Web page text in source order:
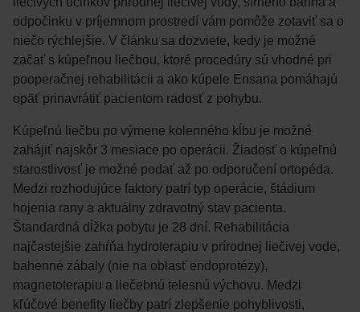
odpočinku v príjemnom prostredí vám pomôže zotaviť sa o
niečo rýchlejšie. V článku sa dozviete, kedy je možné
začať s kúpeľnou liečbou, ktoré procedúry sú vhodné pri
pooperačnej rehabilitácii a ako kúpele Ensana pomáhajú
opäť prinavrátiť pacientom radosť z pohybu.
Kúpeľnú liečbu po výmene kolenného kĺbu je možné
zahájiť najskôr 3 mesiace po operácii. Žiadosť o kúpeľnú
starostlivosť je možné podať až po odporučení ortopéda.
Medzi rozhodujúce faktory patrí typ operácie, štádium
hojenia rany a aktuálny zdravotný stav pacienta.
Štandardná dĺžka pobytu je 28 dní. Rehabilitácia
najčastejšie zahŕňa hydroterapiu v prírodnej liečivej vode,
bahenné zábaly (nie na oblasť endoprotézy),
magnetoterapiu a liečebnú telesnú výchovu. Medzi
kľúčové benefity liečby patrí zlepšenie pohyblivosti,